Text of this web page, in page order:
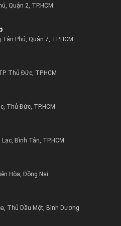
Quận 2, TP.HCM
Phú, Quận 7, TP.HCM
Thủ Đức, TP.HCM
Thủ Đức, TP.HCM
Bình Tân, TP.HCM
Hòa, Đồng Nai
Thủ Dầu Một, Bình Dương